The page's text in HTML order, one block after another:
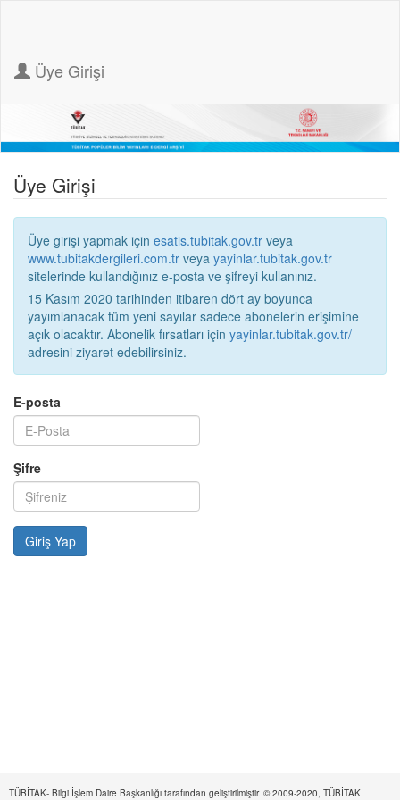
Üye Girişi
Üye Girişi
Üye girişi yapmak için esatis.tubitak.gov.tr veya
www.tubitakdergileri.com.tr veya yayinlar.tubitak.gov.tr
sitelerinde kullandığınız e-posta ve şifreyi kullanınız.
15 Kasım 2020 tarihinden itibaren dört ay boyunca
yayımlanacak tüm yeni sayılar sadece abonelerin erişimine
açık olacaktır. Abonelik fırsatları için yayinlar.tubitak.gov.tr/
adresini ziyaret edebilirsiniz.
E-posta
Şifre
TÜBİTAK- Bilgi İşlem Daire Başkanlığı tarafından geliştirilmiştir. © 2009-2020, TÜBİTAK